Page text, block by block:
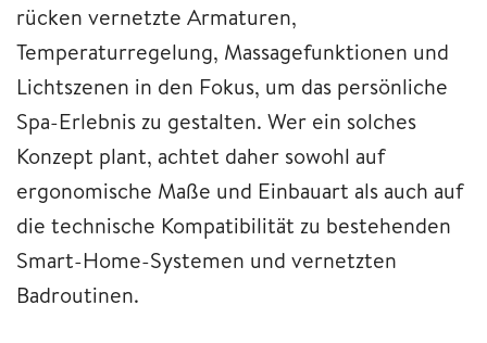
rücken vernetzte Armaturen,
Temperaturregelung, Massagefunktionen und
Lichtszenen in den Fokus, um das persönliche
Spa-Erlebnis zu gestalten. Wer ein solches
Konzept plant, achtet daher sowohl auf
ergonomische Maße und Einbauart als auch auf
die technische Kompatibilität zu bestehenden
Smart-Home-Systemen und vernetzten
Badroutinen.